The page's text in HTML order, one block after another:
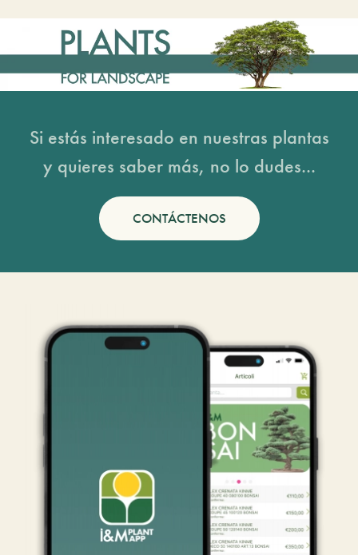
Si estás interesado en nuestras plantas
y quieres saber más, no lo dudes...
CONTÁCTENOS